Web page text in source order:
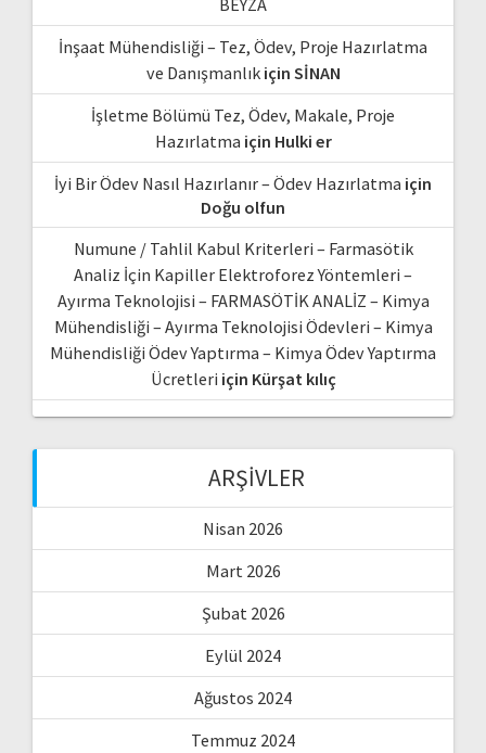
BEYZA
İnşaat Mühendisliği – Tez, Ödev, Proje Hazırlatma
ve Danışmanlıkiçin SİNAN
İşletme Bölümü Tez, Ödev, Makale, Proje
Hazırlatma için Hulki er
İyi Bir Ödev Nasıl Hazırlanır – Ödev Hazırlatma için
Doğu olfun
Numune / Tahlil Kabul Kriterleri – Farmasötik
Analiz İçin Kapiller Elektroforez Yöntemleri –
Ayırma Teknolojisi – FARMASÖTİK ANALİZ – Kimya
Mühendisliği – Ayırma Teknolojisi Ödevleri – Kimya
Mühendisliği Ödev Yaptırma – Kimya Ödev Yaptırma
Ücretleri için Kürşat kılıç
ARŞIVLER
Nisan 2026
Mart 2026
Şubat 2026
Eylül 2024
Ağustos 2024
Temmuz 2024